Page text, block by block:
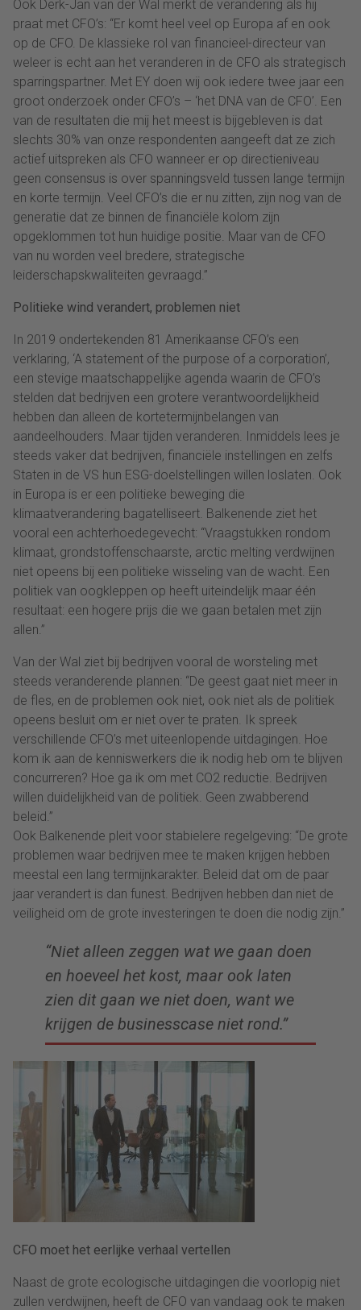
Ook Derk-Jan van der Wal merkt de verandering als hij
praat met CFO’s: “Er komt heel veel op Europa af en ook
op de CFO. De klassieke rol van financieel-directeur van
weleer is echt aan het veranderen in de CFO als strategisch
sparringspartner. Met EY doen wij ook iedere twee jaar een
groot onderzoek onder CFO’s – ‘het DNA van de CFO’. Een
van de resultaten die mij het meest is bijgebleven is dat
slechts 30% van onze respondenten aangeeft dat ze zich
actief uitspreken als CFO wanneer er op directieniveau
geen consensus is over spanningsveld tussen lange termijn
en korte termijn. Veel CFO’s die er nu zitten, zijn nog van de
generatie dat ze binnen de financiële kolom zijn
opgeklommen tot hun huidige positie. Maar van de CFO
van nu worden veel bredere, strategische
leiderschapskwaliteiten gevraagd.”
Politieke wind verandert, problemen niet
In 2019 ondertekenden 81 Amerikaanse CFO’s een
verklaring, ‘A statement of the purpose of a corporation’,
een stevige maatschappelijke agenda waarin de CFO’s
stelden dat bedrijven een grotere verantwoordelijkheid
hebben dan alleen de kortetermijnbelangen van
aandeelhouders. Maar tijden veranderen. Inmiddels lees je
steeds vaker dat bedrijven, financiële instellingen en zelfs
Staten in de VS hun ESG-doelstellingen willen loslaten. Ook
in Europa is er een politieke beweging die
klimaatverandering bagatelliseert. Balkenende ziet het
vooral een achterhoedegevecht: “Vraagstukken rondom
klimaat, grondstoffenschaarste, arctic melting verdwijnen
niet opeens bij een politieke wisseling van de wacht. Een
politiek van oogkleppen op heeft uiteindelijk maar één
resultaat: een hogere prijs die we gaan betalen met zijn
allen.”
Van der Wal ziet bij bedrijven vooral de worsteling met
steeds veranderende plannen: “De geest gaat niet meer in
de fles, en de problemen ook niet, ook niet als de politiek
opeens besluit om er niet over te praten. Ik spreek
verschillende CFO’s met uiteenlopende uitdagingen. Hoe
kom ik aan de kenniswerkers die ik nodig heb om te blijven
concurreren? Hoe ga ik om met CO2 reductie. Bedrijven
willen duidelijkheid van de politiek. Geen zwabberend
beleid.”
Ook Balkenende pleit voor stabielere regelgeving: “De grote
problemen waar bedrijven mee te maken krijgen hebben
meestal een lang termijnkarakter. Beleid dat om de paar
jaar verandert is dan funest. Bedrijven hebben dan niet de
veiligheid om de grote investeringen te doen die nodig zijn.”
“Niet alleen zeggen wat we gaan doen
en hoeveel het kost, maar ook laten
zien dit gaan we niet doen, want we
krijgen de businesscase niet rond.”
CFO moet het eerlijke verhaal vertellen
Naast de grote ecologische uitdagingen die voorlopig niet
zullen verdwijnen, heeft de CFO van vandaag ook te maken